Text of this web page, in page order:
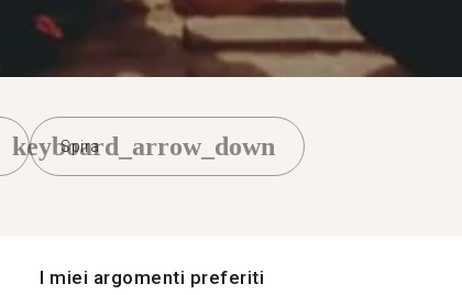
Spira
keyboard_arrow_down
I miei argomenti preferiti